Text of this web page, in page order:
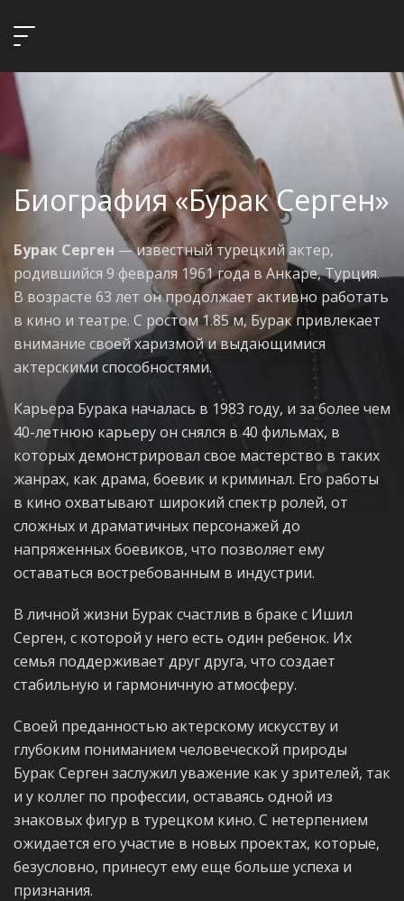
Биография «Бурак Серген»
Бурак Серген — известный турецкий актер,
родившийся 9 февраля 1961 года в Анкаре, Турция.
В возрасте 63 лет он продолжает активно работать
в кино и театре. С ростом 1.85 м, Бурак привлекает
внимание своей харизмой и выдающимися
актерскими способностями.
Карьера Бурака началась в 1983 году, и за более чем
40-летнюю карьеру он снялся в 40 фильмах, в
которых демонстрировал свое мастерство в таких
жанрах, как драма, боевик и криминал. Его работы
в кино охватывают широкий спектр ролей, от
сложных и драматичных персонажей до
напряженных боевиков, что позволяет ему
оставаться востребованным в индустрии.
В личной жизни Бурак счастлив в браке с Ишил
Серген, с которой у него есть один ребенок. Их
семья поддерживает друг друга, что создает
стабильную и гармоничную атмосферу.
Своей преданностью актерскому искусству и
глубоким пониманием человеческой природы
Бурак Серген заслужил уважение как у зрителей, так
и у коллег по профессии, оставаясь одной из
знаковых фигур в турецком кино. С нетерпением
ожидается его участие в новых проектах, которые,
безусловно, принесут ему еще больше успеха и
признания.